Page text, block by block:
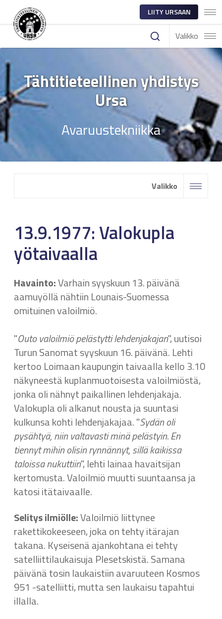
LIITY URSAAN
Valikko
Tähtitieteellinen yhdistys
Ursa
Avaruustekniikka
Valikko
13.9.1977: Valokupla
yötaivaalla
Havainto:Varhain syyskuun 13. päivänä
aamuyöllä nähtiin Lounais-Suomessa
omituinen valoilmiö.
"Outo valoilmiö pelästytti lehdenjakajan", uutisoi
Turun Sanomat syyskuun 16. päivänä. Lehti
kertoo Loimaan kaupungin taivaalla kello 3.10
näkyneestä kuplanmuotoisesta valoilmiöstä,
jonka oli nähnyt paikallinen lehdenjakaja.
Valokupla oli alkanut nousta ja suuntasi
kulkunsa kohti lehdenjakajaa. "Sydän oli
pysähtyä, niin valtavasti minä pelästyin. En
tiennyt mihin olisin rynnännyt, sillä kaikissa
taloissa nukuttiin", lehti lainaa havaitsijan
kertomusta. Valoilmiö muutti suuntaansa ja
katosi itätaivaalle.
Selitys ilmiölle:Valoilmiö liittynee
rakettikokeeseen, joka on tehty itärajan
takana. Kyseisenä ajankohtana ei tehty
satelliittilaukaisuja Plesetskistä. Samana
päivänä tosin laukaistiin avaruuteen Kosmos
951 -satelliitti, mutta sen laukaisu tapahtui
illalla.